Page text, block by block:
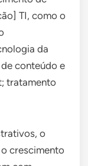
TI, como o
da
conteúdo e
tratamento
o
crescimento